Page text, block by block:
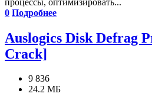
0 Подробнее
Auslogics Disk Defrag
Crack]
9 836
24.2 МБ